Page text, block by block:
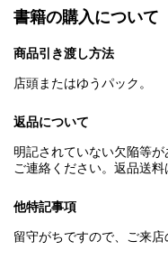
書籍の購入について
商品引き渡し方法
店頭またはゆうパック。
返品について
明記されていない欠陥等
ご連絡ください。返品送料
他特記事項
留守がちですので、ご来店